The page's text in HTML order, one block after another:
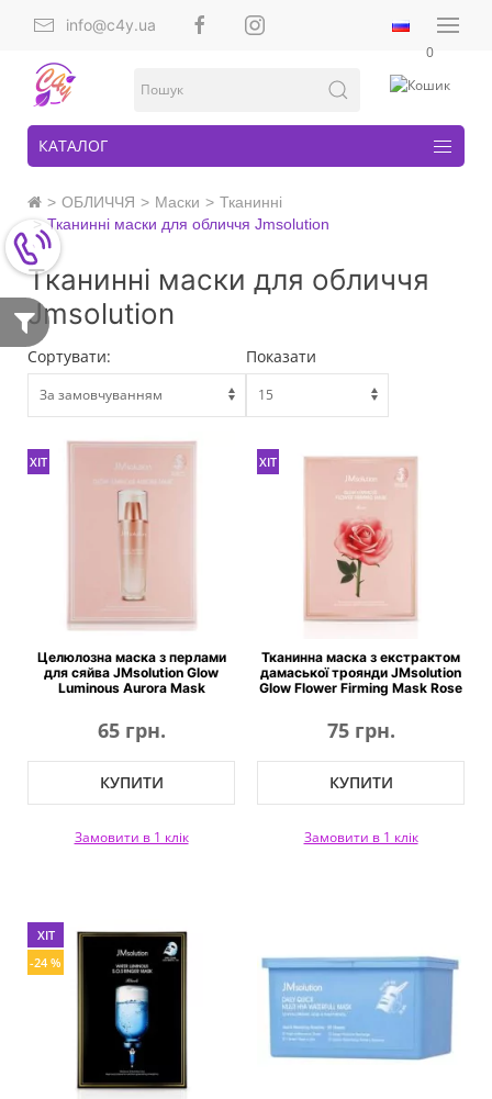
info@c4y.ua
0
КАТАЛОГ
ОБЛИЧЧЯ Маски
Тканинні
Тканинні маски для обличчя Jmsolution
Тканинні маски для обличчя
Jmsolution
Сортувати: Показати
ХІТ
Целюлозна маска з перлами
для сяйва JMsolution Glow
Luminous Aurora Mask
65 грн.
КУПИТИ
Замовити в 1 клік
ХІТ
Тканинна маска з екстрактом
дамаської троянди JMsolution
Glow Flower Firming Mask Rose
75 грн.
КУПИТИ
Замовити в 1 клік
ХІТ
-24 %